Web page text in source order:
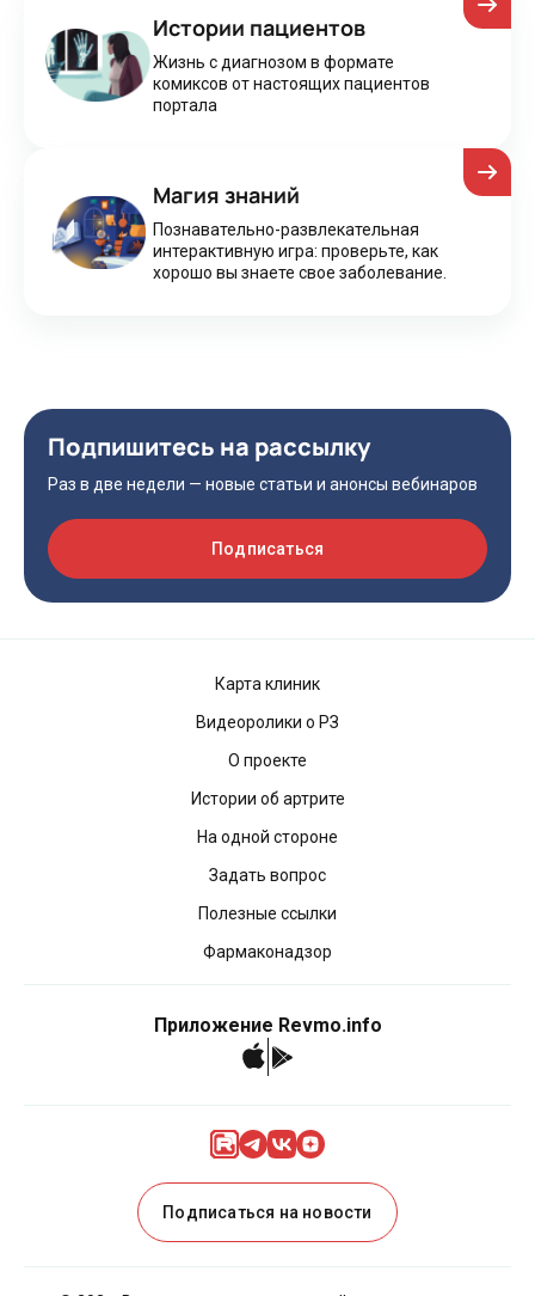
Истории пациентов
Жизнь с диагнозом в формате
комиксов от настоящих пациентов
портала
Магия знаний
Познавательно-развлекательная
интерактивную игра: проверьте, как
хорошо вы знаете свое заболевание.
Подпишитесь на рассылку
Раз в две недели — новые статьи и анонсы вебинаров
Подписаться
Подписаться на новости
Приложение Revmo.info
Карта клиник
Видеоролики о РЗ
О проекте
Истории об артрите
На одной стороне
Задать вопрос
Полезные ссылки
Фармаконадзор